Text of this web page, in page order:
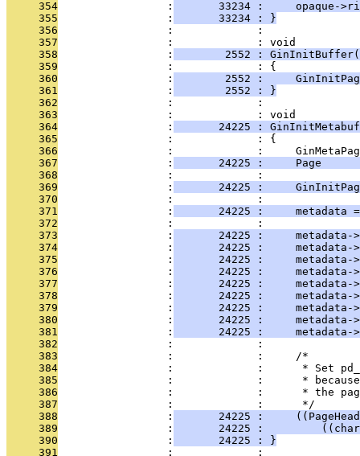
     354
                 :
33234 :     opaque-
     355
                 :
       33234 : }
     356
                 :             :
     357
                 :             : void
     358
                 :
2552 :
     359
                 :             : {
     360
                 :
2552 :
     361
                 :
        2552 : }
     362
                 :             :
     363
                 :             : void
     364
                 :
24225 :
     365
                 :             : {
     366
:             :
     367
                 :
24225 :     Page
     368
                 :             :
     369
                 :
24225 :
     370
                 :             :
     371
                 :
24225 :     metadata
     372
                 :             :
     373
                 :
24225 :     metadata-
     374
                 :
24225 :     metadata-
     375
                 :
24225 :     metadata-
     376
                 :
24225 :     metadata-
     377
                 :
24225 :     metadata-
     378
                 :
24225 :     metadata-
     379
                 :
24225 :     metadata-
     380
                 :
24225 :     metadata-
     381
                 :
24225 :     metadata-
     382
                 :             :
     383
                 :             :     /*
     384
:             :      * Set
     385
:             :      *
     386
:             :      * the
     387
                 :             :      */
     388
                 :
24225 :
     389
                 :
24225 :
     390
                 :
       24225 : }
     391
                 :             :